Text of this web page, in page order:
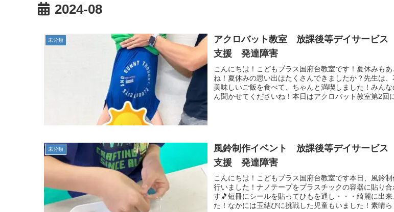
2024-08
未分類
アクロバット教室 放課後等デイサービ
支援 発達障害
こんにちは！こどもプラス国府台教室です！夏休みも
ね！夏休みの思い出はたくさんできましたか？先生は、
美味しいご飯を食べて、ちゃんと満喫しました！みんな
ん聞かせてくださいね！本日はアクロバット教室第2回
未分類
風鈴制作イベント 放課後等デイサービ
支援 発達障害
こんにちは！こどもプラス国府台教室です本日、風鈴
行いました！ナノテープをプラスチックの容器に貼り合
す🎵短冊にシールを貼ってひもを通し・・・綺麗に出来
た！なかには玉結びに挑戦した児童もいました！素晴